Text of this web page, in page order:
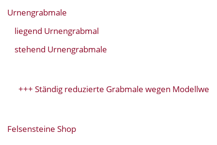
Urnengrabmale
liegend Urnengrabmal
stehend Urnengrabmale
+++ Ständig reduzierte Grabmale wegen
Felsensteine Shop